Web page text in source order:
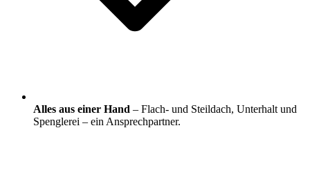
Alles aus einer Hand – Flach- und Steildach, Unterhalt und
Spenglerei – ein Ansprechpartner.